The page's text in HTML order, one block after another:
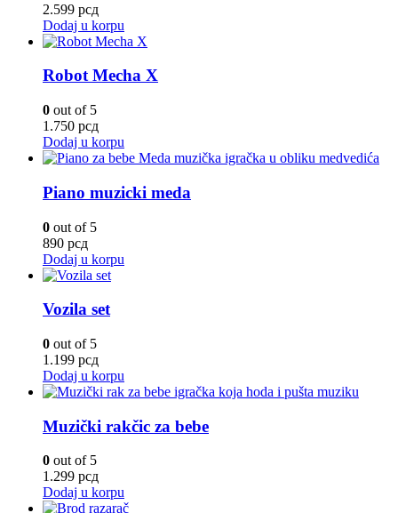
2.599 рсд
Dodaj u korpu
Robot Mecha X
0 out of 5
1.750 рсд
Dodaj u korpu
Piano muzicki meda
0 out of 5
890 рсд
Dodaj u korpu
Vozila set
0 out of 5
1.199 рсд
Dodaj u korpu
Muzički rakčic za bebe
0 out of 5
1.299 рсд
Dodaj u korpu